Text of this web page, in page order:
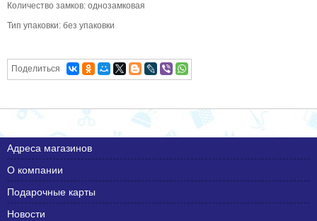
Количество замков: однозамковая
Тип упаковки: без упаковки
Поделиться
Адреса магазинов
О компании
Подарочные карты
Новости